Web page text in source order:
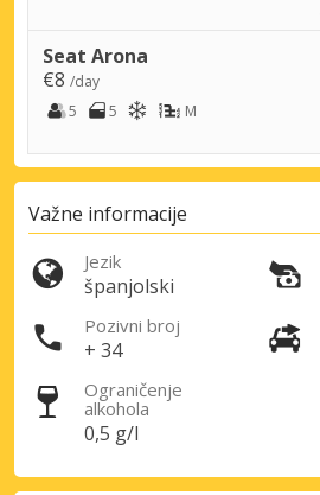
Seat Arona
€8 /day
5
5 M
Važne informacije
Jezik
španjolski
Pozivni broj
+ 34
Ograničenje
alkohola
0,5 g/l